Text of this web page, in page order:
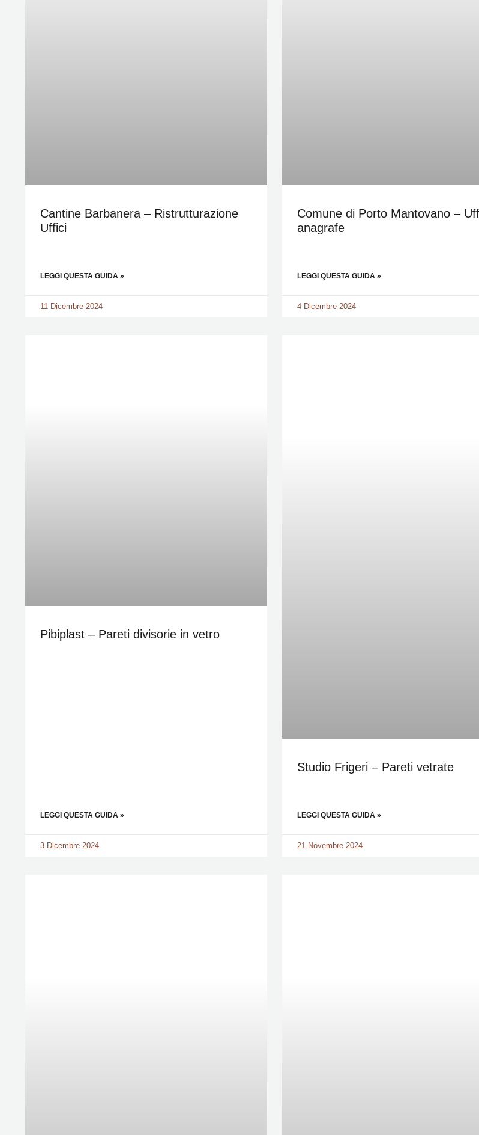
Cantine Barbanera – Ristrutturazione
Uffici
LEGGI QUESTA GUIDA »
11 Dicembre 2024
Comune di Porto Mantovano –
anagrafe
LEGGI QUESTA GUIDA »
4 Dicembre 2024
Pibiplast – Pareti divisorie in vetro
LEGGI QUESTA GUIDA »
3 Dicembre 2024
Studio Frigeri – Pareti vetrate
LEGGI QUESTA GUIDA »
21 Novembre 2024